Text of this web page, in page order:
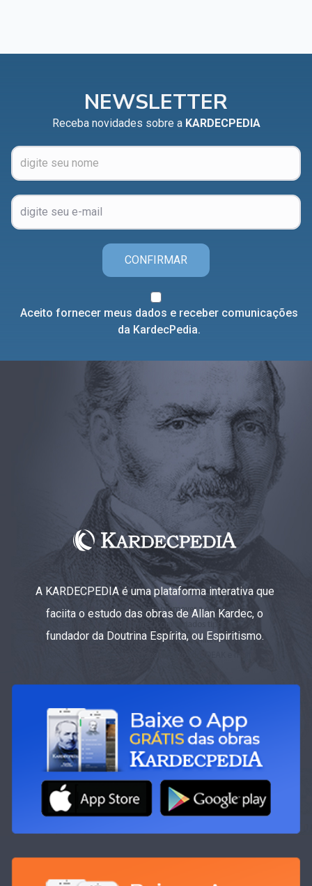
NEWSLETTER
Receba novidades sobre a KARDECPEDIA
CONFIRMAR
Aceito fornecer meus dados e receber comunicações
da KardecPedia.
A KARDECPEDIA é uma plataforma interativa que
faciita o estudo das obras de Allan Kardec, o
fundador da Doutrina Espírita, ou Espiritismo.